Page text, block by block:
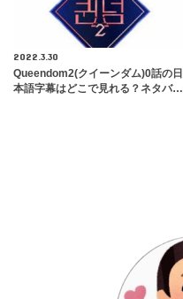
2022.3.30
Queendom2(クイーンダム)0話の日
本語字幕はどこで見れる？ネタバ…